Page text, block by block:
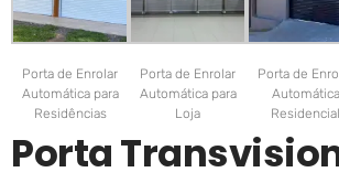
Porta de Enrolar
Automática para
Residências
Porta de Enrolar
Automática para
Loja
Porta de
Automática
Residencial
Porta